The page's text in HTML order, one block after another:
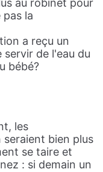
au robinet pour
la
a reçu un
de l'eau du
bébé?
les
bien plus
se taire et
: si demain un